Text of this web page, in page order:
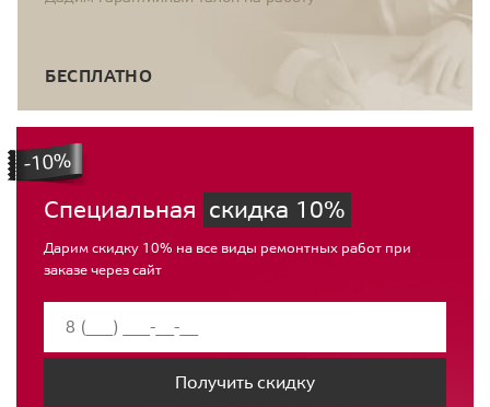
БЕСПЛАТНО
Специальная скидка 10%
Дарим скидку 10% на все виды ремонтных работ при
заказе через сайт
Получить скидку